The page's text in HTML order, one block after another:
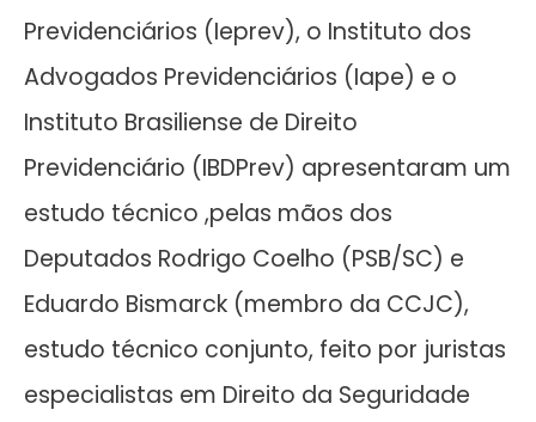
Previdenciários (Ieprev), o Instituto dos
Advogados Previdenciários (Iape) e o
Instituto Brasiliense de Direito
Previdenciário (IBDPrev) apresentaram um
estudo técnico ,pelas mãos dos
Deputados Rodrigo Coelho (PSB/SC) e
Eduardo Bismarck (membro da CCJC),
estudo técnico conjunto, feito por juristas
especialistas em Direito da Seguridade